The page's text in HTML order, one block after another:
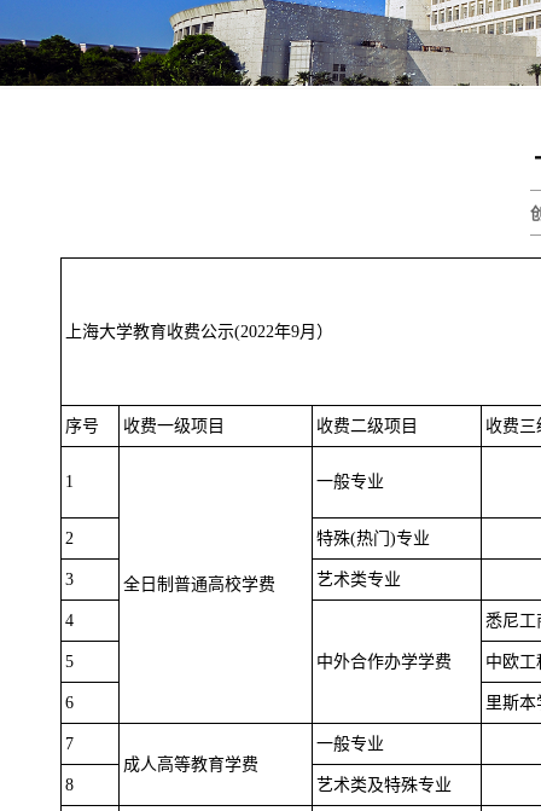
上海大学教育收费公示(2022年9月）
序号 收费一级项目 收费二级项目 收费三
1
全日制普通高校学费
一般专业
2 特殊(热门)专业
3 艺术类专业
4
中外合作办学学费
悉尼工
5 中欧工
6 里斯本
7
成人高等教育学费
一般专业
8 艺术类及特殊专业